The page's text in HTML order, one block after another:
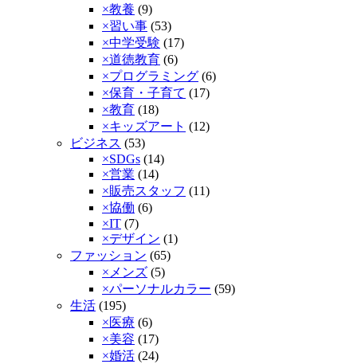
×教養 (9)
×習い事 (53)
×中学受験 (17)
×道徳教育 (6)
×プログラミング (6)
×保育・子育て (17)
×教育 (18)
×キッズアート (12)
ビジネス (53)
×SDGs (14)
×営業 (14)
×販売スタッフ (11)
×協働 (6)
×IT (7)
×デザイン (1)
ファッション (65)
×メンズ (5)
×パーソナルカラー (59)
生活 (195)
×医療 (6)
×美容 (17)
×婚活 (24)